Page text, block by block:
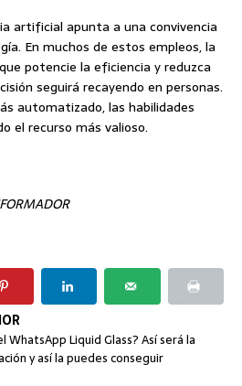
artificial apunta a una convivencia
En muchos de estos empleos, la
potencie la eficiencia y reduzca
seguirá recayendo en personas.
automatizado, las habilidades
el recurso más valioso.
WhatsApp Liquid Glass? Así será la
y así la puedes conseguir